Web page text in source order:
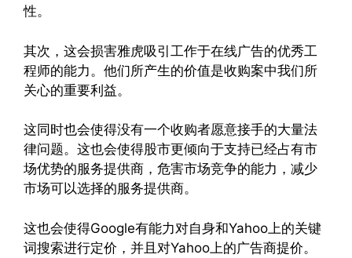
性。
其次，这会损害雅虎吸引工作于在线广告的优秀工
程师的能力。他们所产生的价值是收购案中我们所
关心的重要利益。
这同时也会使得没有一个收购者愿意接手的大量法
律问题。这也会使得股市更倾向于支持已经占有市
场优势的服务提供商，危害市场竞争的能力，减少
市场可以选择的服务提供商。
这也会使得Google有能力对自身和Yahoo上的关键
词搜索进行定价，并且对Yahoo上的广告商提价。